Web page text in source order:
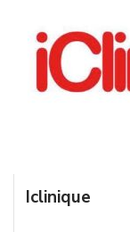
Iclinique